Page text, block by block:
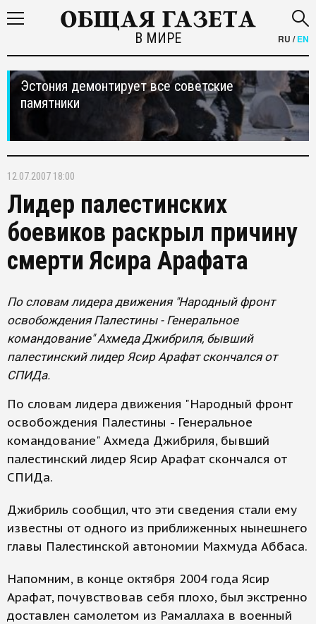
В МИРЕ RU /EN
Эстония демонтирует все советские
памятники
12.07.2007 18:00
Лидер палестинских
боевиков раскрыл причину
смерти Ясира Арафата
По словам лидера движения "Народный фронт
освобождения Палестины - Генеральное
командование" Ахмеда Джибриля, бывший
палестинский лидер Ясир Арафат скончался от
СПИДа.
По словам лидера движения "Народный фронт
освобождения Палестины - Генеральное
командование" Ахмеда Джибриля, бывший
палестинский лидер Ясир Арафат скончался от
СПИДа.
Джибриль сообщил, что эти сведения стали ему
известны от одного из приближенных нынешнего
главы Палестинской автономии Махмуда Аббаса.
Напомним, в конце октября 2004 года Ясир
Арафат, почувствовав себя плохо, был экстренно
доставлен самолетом из Рамаллаха в военный